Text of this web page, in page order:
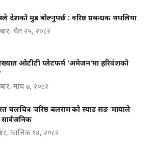
देशको मुड बोल्‍नुपर्छ : वरिष्ठ प्रबन्धक थपलिया
चैत २५, २०८२
ओटीटी प्लेटफर्म 'अमेजन'मा हरिवंशको
माघ ७, २०८२
चलचित्र ‘वरिष्ठ बलराम’को स्याड सङ ‘मायाले
सार्वजनिक
कात्तिक १४, २०८२